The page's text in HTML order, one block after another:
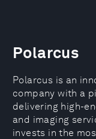
Polarcus
Polarcus is an
company with a
delivering high-
and imaging
invests in the